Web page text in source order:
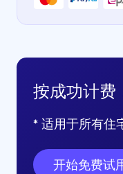
按成功计费
* 适用于所有住
开始免费试